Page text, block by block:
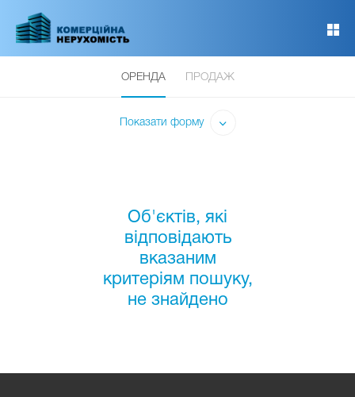
основного
ОРЕНДА ПРОДАЖ
Показати форму
Об'єктів, які
відповідають
вказаним
критеріям пошуку,
не знайдено